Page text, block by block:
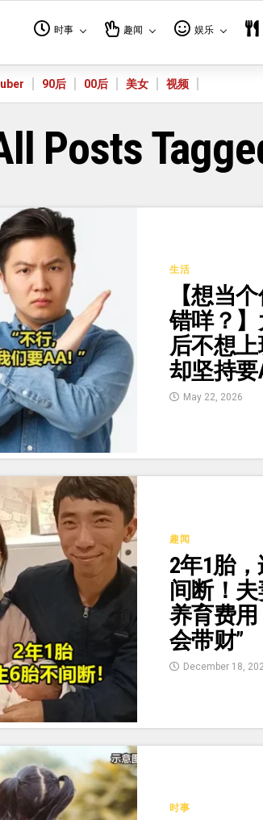
时事 趣闻 娱乐
90后 00后 美女 视频
Posts
生活
【想当
错咩？
后不想
却坚持要
May 22, 2026
趣闻
2年1胎
间断！
养育费
会带财”
December 18,
时事